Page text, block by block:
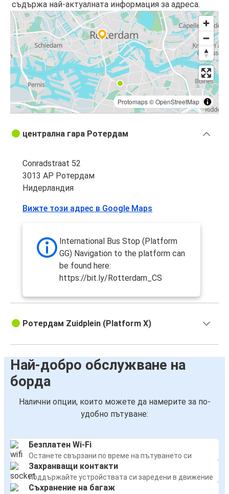
съдържа най-актуалната информация за адреса.
Protomaps©OpenStreetMap
централна гара Ротердам
Conradstraat 52
3013 AP Ротердам
Нидерландия
Вижте този адрес в Google Maps
International Bus Stop (Platform
GG) Navigation to the platform can
be found here:
https://bit.ly/Rotterdam_CS
Ротердам Zuidplein (Platform X)
Най-добро обслужване на
борда
Налични опции, които можете да намерите за по-
удобно пътуване:
Безплатен Wi-Fi
Останете свързани по време на пътуването си
Захранващи контакти
Поддържайте устройствата си заредени в движение
Съхранение на багаж